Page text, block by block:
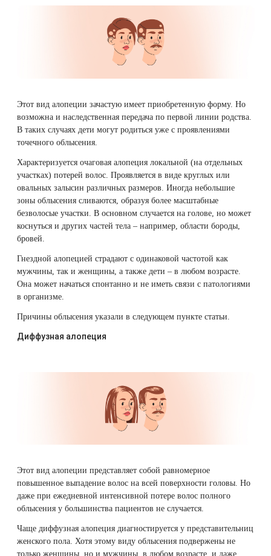
Этот вид алопеции зачастую имеет приобретенную форму. Но
возможна и наследственная передача по первой линии родства.
В таких случаях дети могут родиться уже с проявлениями
точечного облысения.
Характеризуется очаговая алопеция локальной (на отдельных
участках) потерей волос. Проявляется в виде круглых или
овальных залысин различных размеров. Иногда небольшие
зоны облысения сливаются, образуя более масштабные
безволосые участки. В основном случается на голове, но может
коснуться и других частей тела – например, области бороды,
бровей.
Гнездной алопецией страдают с одинаковой частотой как
мужчины, так и женщины, а также дети – в любом возрасте.
Она может начаться спонтанно и не иметь связи с патологиями
в организме.
Причины облысения указали в следующем пункте статьи.
Диффузная алопеция
Этот вид алопеции представляет собой равномерное
повышенное выпадение волос на всей поверхности головы. Но
даже при ежедневной интенсивной потере волос полного
облысения у большинства пациентов не случается.
Чаще диффузная алопеция диагностируется у представительниц
женского пола. Хотя этому виду облысения подвержены не
только женщины, но и мужчины, в любом возрасте, и даже
Лазерная подтяжка кожи живота
Лазерная подтяжка кожи на бедрах и коленях